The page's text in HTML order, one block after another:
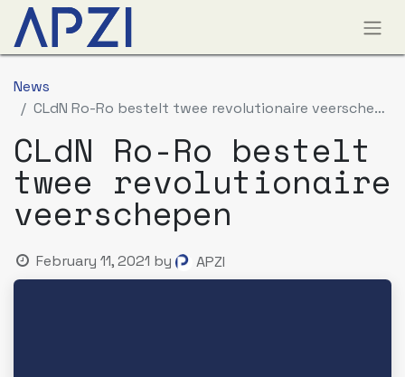
News
CLdN Ro-Ro bestelt twee revolutionaire veerschepen
CLdN Ro-Ro bestelt
twee revolutionaire
veerschepen
February 11, 2021 by APZI